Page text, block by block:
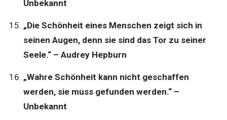
Unbekannt
„Die Schönheit eines Menschen zeigt sich in
seinen Augen, denn sie sind das Tor zu seiner
Seele.“ – Audrey Hepburn
„Wahre Schönheit kann nicht geschaffen
werden, sie muss gefunden werden.“ –
Unbekannt